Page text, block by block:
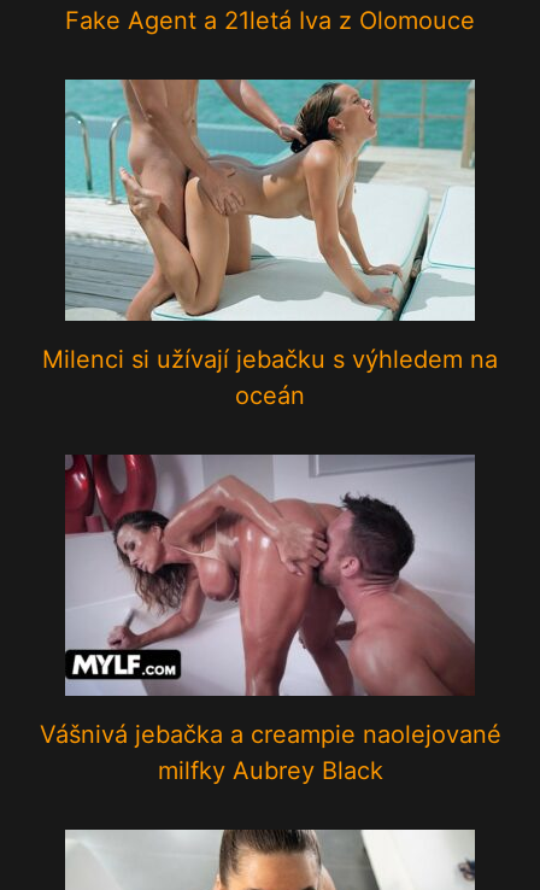
Fake Agent a 21letá Iva z Olomouce
Milenci si užívají jebačku s výhledem na
oceán
Vášnivá jebačka a creampie naolejované
milfky Aubrey Black